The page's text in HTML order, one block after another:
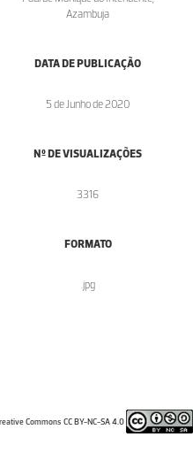
Azambuja
DATA DE PUBLICAÇÃO
5 de Junho de 2020
Nº DE VISUALIZAÇÕES
3316
FORMATO
.jpg
Commons CC BY-NC-SA 4.0